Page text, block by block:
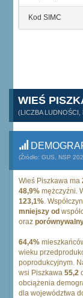
Kod SIMC
WIEŚ
(LICZBA LUDNOŚCI,
(Źródło: GUS, NSP
Wieś Piszkawa ma
48,9% mężczyźni.
123,1%.
mniejszy od
oraz
64,4%
wieku
poprodukcyjnym.
wsi Piszkawa 55,2
obciążenia
dla województwa